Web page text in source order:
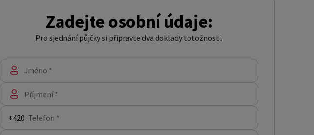
Zadejte osobní údaje:
Pro sjednání půjčky si připravte dva doklady totožnosti.
Jméno *
Příjmení *
Telefon *